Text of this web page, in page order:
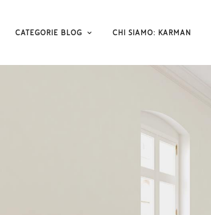
CATEGORIE BLOG CHI SIAMO: KARMAN